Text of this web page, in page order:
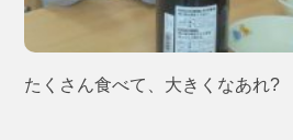
たくさん食べて、大きくなあれ?